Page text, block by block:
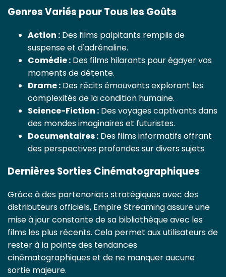
Genres Variés pour Tous les Goûts
Action : Des films palpitants remplis de
suspense et d'adrénaline.
Comédie : Des films hilarants pour égayer vos
moments de détente.
Drame : Des récits émouvants explorant les
complexités de la condition humaine.
Science-Fiction : Des voyages captivants dans
des mondes imaginaires et futuristes.
Documentaires : Des films informatifs offrant
des perspectives profondes sur divers sujets.
Dernières Sorties Cinématographiques
Grâce à des partenariats stratégiques avec des
distributeurs officiels, Empire Streaming assure une
mise à jour constante de sa bibliothèque avec les
films les plus récents. Cela permet aux utilisateurs de
rester à la pointe des tendances
cinématographiques et de ne manquer aucune
sortie majeure.